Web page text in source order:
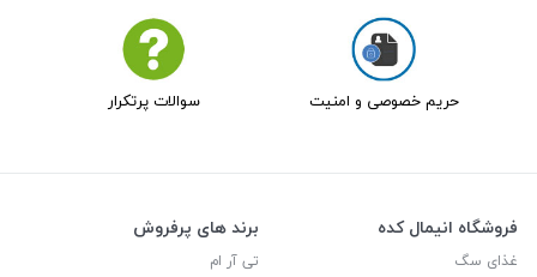
حریم خصوصی و امنیت سوالات پرتکرار
فروشگاه انیمال کده
غذای سگ
برند های پرفروش
تی آر ام